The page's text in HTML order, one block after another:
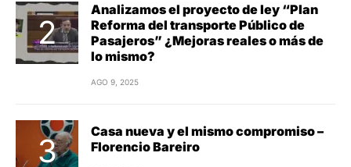
Analizamos el proyecto de ley “Plan
Reforma del transporte Público de
Pasajeros” ¿Mejoras reales o más de
lo mismo?
AGO 9, 2025
Casa nueva y el mismo compromiso –
Florencio Bareiro